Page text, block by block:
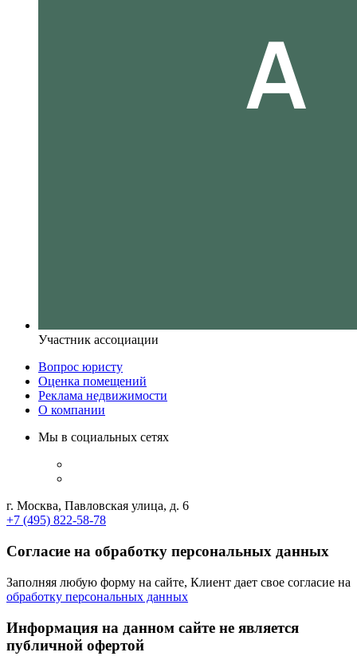
Участник ассоциации
Вопрос юристу
Оценка помещений
Реклама недвижимости
О компании
Мы в социальных сетях
г. Москва, Павловская улица, д. 6
+7 (495) 822-58-78
Согласие на обработку персональных данных
Заполняя любую форму на сайте, Клиент дает свое согласие на
обработку персональных данных
Информация на данном сайте не является
публичной офертой